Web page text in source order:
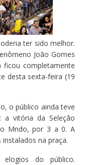
ter sido melhor.
João Gomes
completamente
desta sexta-feira (19
o público ainda teve
a vitória da Seleção
Mndo, por 3 a 0. A
na praça.
do público.